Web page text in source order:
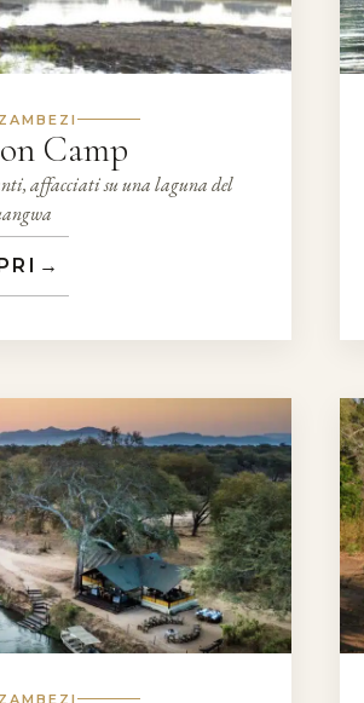
Camp
affacciati su una laguna del
→